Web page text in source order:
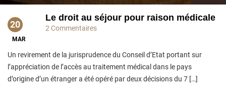
20
MAR
Le droit au séjour pour raison médicale
2 Commentaires
Un revirement de la jurisprudence du Conseil d’Etat portant sur
l’appréciation de l’accès au traitement médical dans le pays
d’origine d’un étranger a été opéré par deux décisions du 7 […]